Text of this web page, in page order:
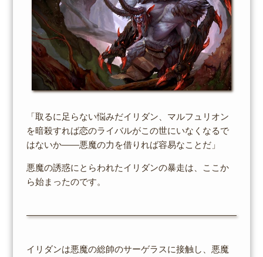
「取るに足らない悩みだイリダン、マルフュリオン
を暗殺すれば恋のライバルがこの世にいなくなるで
はないか――悪魔の力を借りれば容易なことだ」
悪魔の誘惑にとらわれたイリダンの暴走は、ここか
ら始まったのです。
イリダンは悪魔の総帥のサーゲラスに接触し、悪魔